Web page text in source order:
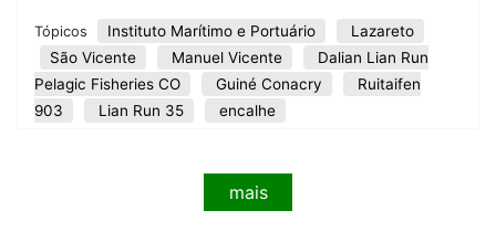
Tópicos Instituto Marítimo e Portuário
Lazareto
São Vicente
Manuel Vicente
Dalian Lian Run
Pelagic Fisheries CO
Guiné Conacry
Ruitaifen
903
Lian Run 35 encalhe
mais